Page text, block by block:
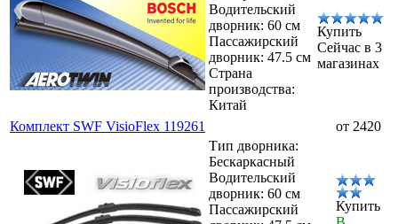
Водительский
дворник: 60 см
Пассажирский
дворник: 47.5 см
Страна
производства:
Китай
Купить
Сейчас в 3
магазинах
Комплект SWF VisioFlex 119261
от 2420
Тип дворника:
Бескаркасный
Водительский
дворник: 60 см
Пассажирский
Купить